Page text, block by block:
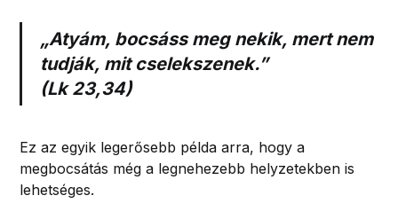
„Atyám, bocsáss meg nekik, mert nem
tudják, mit cselekszenek.”
(Lk 23,34)
Ez az egyik legerősebb példa arra, hogy a
megbocsátás még a legnehezebb helyzetekben is
lehetséges.